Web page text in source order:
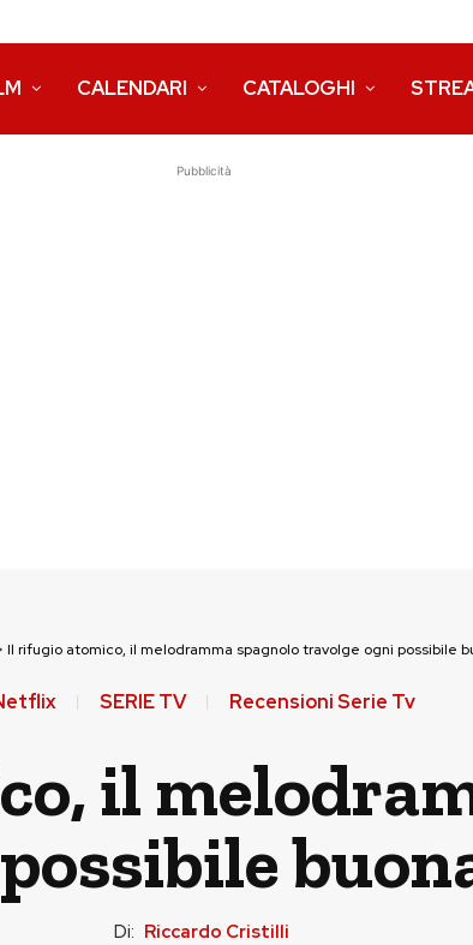
CALENDARI CATALOGHI
Pubblicità
Il rifugio atomico, il melodramma spagnolo travolge ogni possibile
SERIE TV Recensioni Serie Tv
il
Di: Riccardo Cristilli